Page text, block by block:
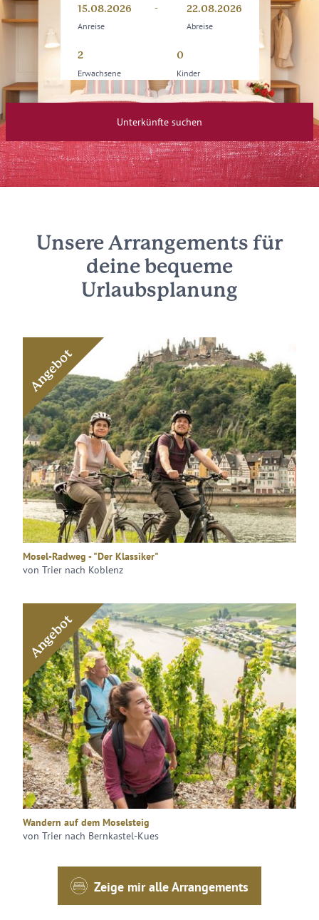
Anreise
15.08.2026 -
Abreise
22.08.2026
Anreise
Abreise
Erwachsene Kinder
Unterkünfte suchen
Unsere Arrangements für
deine bequeme
Urlaubsplanung
Angebot
Mosel-Radweg - "Der Klassiker"
von Trier nach Koblenz
Angebot
Wandern auf dem Moselsteig
von Trier nach Bernkastel-Kues
Zeige mir alle Arrangements